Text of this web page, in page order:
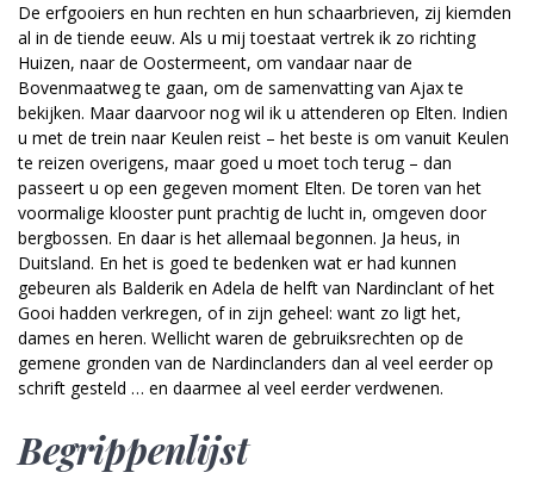
De erfgooiers en hun rechten en hun schaarbrieven, zij kiemden
al in de tiende eeuw. Als u mij toestaat vertrek ik zo richting
Huizen, naar de Oostermeent, om vandaar naar de
Bovenmaatweg te gaan, om de samenvatting van Ajax te
bekijken. Maar daarvoor nog wil ik u attenderen op Elten. Indien
u met de trein naar Keulen reist – het beste is om vanuit Keulen
te reizen overigens, maar goed u moet toch terug – dan
passeert u op een gegeven moment Elten. De toren van het
voormalige klooster punt prachtig de lucht in, omgeven door
bergbossen. En daar is het allemaal begonnen. Ja heus, in
Duitsland. En het is goed te bedenken wat er had kunnen
gebeuren als Balderik en Adela de helft van Nardinclant of het
Gooi hadden verkregen, of in zijn geheel: want zo ligt het,
dames en heren. Wellicht waren de gebruiksrechten op de
gemene gronden van de Nardinclanders dan al veel eerder op
schrift gesteld … en daarmee al veel eerder verdwenen.
Begrippenlijst